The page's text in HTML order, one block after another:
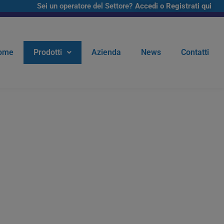
Sei un operatore del Settore? Accedi o Registrati qui
Prodotti Azienda News Contatti